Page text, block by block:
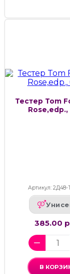
Тестер Tom
Rose,edp.,
Артикул: 2Д48-
385.00
В